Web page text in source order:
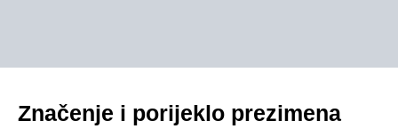
Značenje i porijeklo prezimena